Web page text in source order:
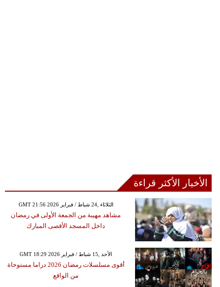
الأخبار الأكثر قراءة
GMT 21:56 2026 الثلاثاء ,24 شباط / فبراير
مشاهد مهيبة من الجمعة الأولى في رمضان
داخل المسجد الأقصى المبارك
GMT 18:29 2026 الأحد ,15 شباط / فبراير
أقوى مسلسلات رمضان 2026 دراما مستوحاة
من الواقع